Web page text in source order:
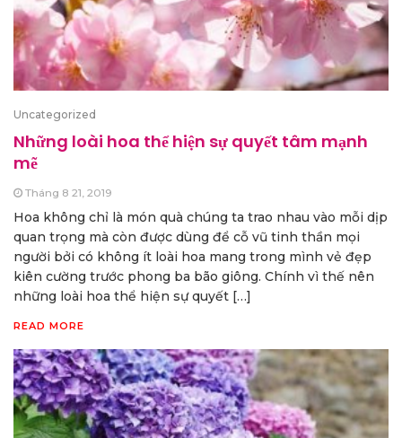
Uncategorized
Những loài hoa thể hiện sự quyết tâm mạnh
mẽ
Tháng 8 21, 2019
Hoa không chỉ là món quà chúng ta trao nhau vào mỗi dịp
quan trọng mà còn được dùng để cỗ vũ tinh thần mọi
người bởi có không ít loài hoa mang trong mình vẻ đẹp
kiên cường trước phong ba bão giông. Chính vì thế nên
những loài hoa thể hiện sự quyết […]
READ MORE